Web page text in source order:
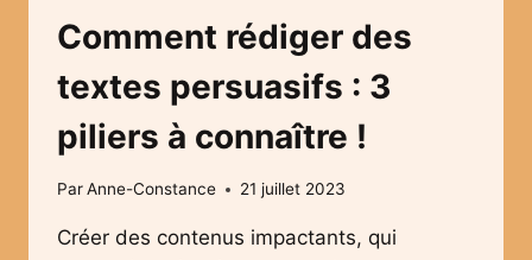
Comment rédiger des
textes persuasifs : 3
piliers à connaître !
ParAnne-Constance 21 juillet 2023
Créer des contenus impactants, qui